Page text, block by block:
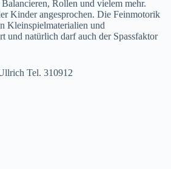
Rollen und vielem mehr.
Kinder angesprochen. Die Feinmotorik
Kleinspielmaterialien und
und natürlich darf auch der Spassfaktor
Tel. 310912